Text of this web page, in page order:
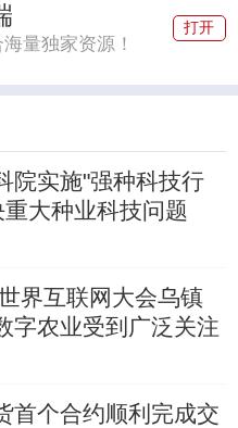
量独家资源！
打开
院实施"强种科技行
大种业科技问题
世界互联网大会乌镇
字农业受到广泛关注
首个合约顺利完成交